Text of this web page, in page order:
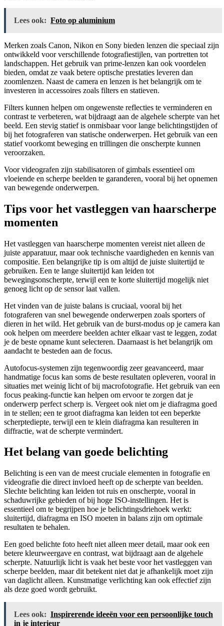
Lees ook: Foto op aluminium
Merken zoals Canon, Nikon en Sony bieden lenzen die speciaal zijn
ontwikkeld voor verschillende fotografiestijlen, van portretten tot
landschappen. Het gebruik van prime-lenzen kan ook voordelen
bieden, omdat ze vaak betere optische prestaties leveren dan
zoomlenzen. Naast de camera en lenzen is het belangrijk om te
investeren in accessoires zoals filters en statieven.
Filters kunnen helpen om ongewenste reflecties te verminderen en
contrast te verbeteren, wat bijdraagt aan de algehele scherpte van het
beeld. Een stevig statief is onmisbaar voor lange belichtingstijden of
bij het fotograferen van statische onderwerpen. Het gebruik van een
statief voorkomt beweging en trillingen die onscherpte kunnen
veroorzaken.
Voor videografen zijn stabilisatoren of gimbals essentieel om
vloeiende en scherpe beelden te garanderen, vooral bij het opnemen
van bewegende onderwerpen.
Tips voor het vastleggen van haarscherpe
momenten
Het vastleggen van haarscherpe momenten vereist niet alleen de
juiste apparatuur, maar ook technische vaardigheden en kennis van
compositie. Een belangrijke tip is om altijd de juiste sluitertijd te
gebruiken. Een te lange sluitertijd kan leiden tot
bewegingsonscherpte, terwijl een te korte sluitertijd mogelijk niet
genoeg licht op de sensor laat vallen.
Het vinden van de juiste balans is cruciaal, vooral bij het
fotograferen van snel bewegende onderwerpen zoals sporters of
dieren in het wild. Het gebruik van de burst-modus op je camera kan
ook helpen om meerdere beelden achter elkaar vast te leggen, zodat
je de beste opname kunt selecteren. Daarnaast is het belangrijk om
aandacht te besteden aan de focus.
Autofocus-systemen zijn tegenwoordig zeer geavanceerd, maar
handmatige focus kan soms de beste resultaten opleveren, vooral in
situaties met weinig licht of bij macrofotografie. Het gebruik van een
focus peaking-functie kan helpen om ervoor te zorgen dat je
onderwerp perfect scherp is. Vergeet ook niet om je diafragma goed
in te stellen; een te groot diafragma kan leiden tot een beperkte
scherptediepte, terwijl een te klein diafragma kan resulteren in
diffractie, wat de scherpte vermindert.
Het belang van goede belichting
Belichting is een van de meest cruciale elementen in fotografie en
videografie die direct invloed heeft op de scherpte van beelden.
Slechte belichting kan leiden tot ruis en onscherpte, vooral in
schaduwrijke gebieden of bij hoge ISO-instellingen. Het is
essentieel om te begrijpen hoe je belichtingsdriehoek werkt:
sluitertijd, diafragma en ISO moeten in balans zijn om optimale
resultaten te behalen.
Een goed belichte foto heeft niet alleen meer detail, maar ook een
betere kleurweergave en contrast, wat bijdraagt aan de algehele
scherpte. Natuurlijk licht is vaak het beste voor het vastleggen van
scherpe beelden, maar dit betekent niet dat je afhankelijk moet zijn
van daglicht alleen. Kunstmatige verlichting kan ook effectief zijn
als deze goed wordt gebruikt.
Lees ook: Inspirerende ideeën voor een persoonlijke touch
in je interieur